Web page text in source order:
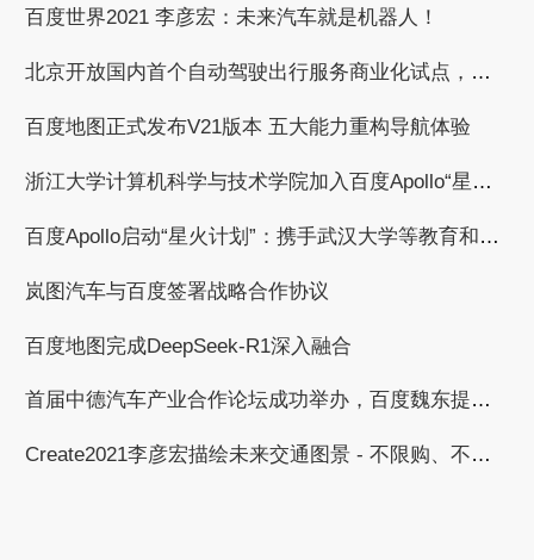
百度世界2021 李彦宏：未来汽车就是机器人！
北京开放国内首个自动驾驶出行服务商业化试点，百度获自动驾驶商业化收费试点许可
百度地图正式发布V21版本 五大能力重构导航体验
浙江大学计算机科学与技术学院加入百度Apollo“星火计划”，共建自动驾驶繁荣生态
百度Apollo启动“星火计划”：携手武汉大学等教育和科研机构，共建自动驾驶产学研用繁荣生态
岚图汽车与百度签署战略合作协议
百度地图完成DeepSeek-R1深入融合
首届中德汽车产业合作论坛成功举办，百度魏东提出与德国汽车工业合作的三个倡议
Create2021李彦宏描绘未来交通图景 - 不限购、不限行、无拥堵